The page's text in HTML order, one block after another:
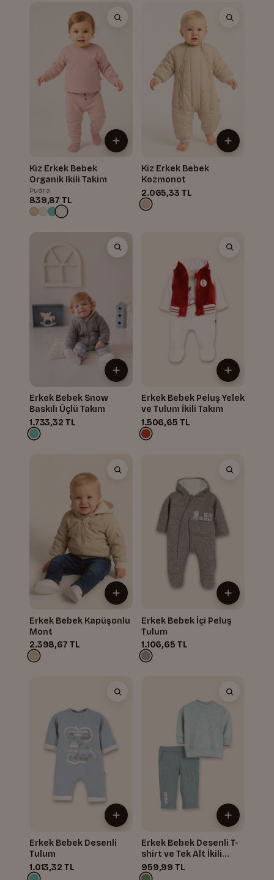
Kiz Erkek Bebek
Organik Ikili Takim
Pudra
839,87 TL
Kiz Erkek Bebek
Kozmonot
2.065,33 TL
Erkek Bebek Snow
Baskılı Üçlü Takım
1.733,32 TL
Erkek Bebek Peluş Yelek
ve Tulum İkili Takım
1.506,65 TL
Erkek Bebek Kapüşonlu
Mont
2.398,67 TL
Erkek Bebek İçi Peluş
Tulum
1.106,65 TL
Erkek Bebek Desenli
Tulum
1.013,32 TL
Erkek Bebek Desenli T-
shirt ve Tek Alt İkili
Takım
959,99 TL